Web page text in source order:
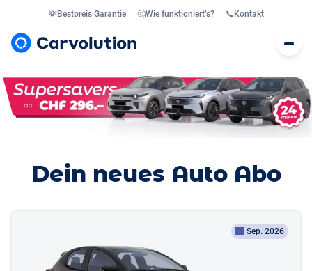
💸Bestpreis Garantie 🤔Wie funktioniert’s? 📞 Kontakt
Dein neues Auto Abo
Sep. 2026